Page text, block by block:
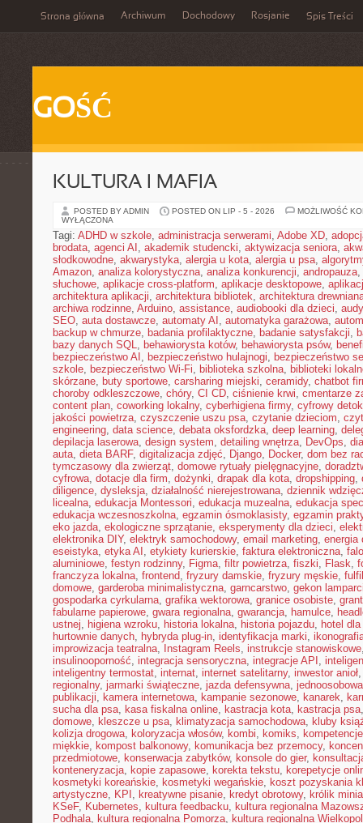
Strona główna Archiwum Dochodowy Rosjanie Spis Treści
GOŚĆ
KULTURA I MAFIA
POSTED BY ADMIN POSTED ON LIP - 5 - 2026
MOŻLIWOŚĆ
WYŁĄCZONA
Tagi: ADHD w szkole, administracja serwerami, Adobe XD,
brodata, agenci AI , akademik studencki, aktywizacja seniora,
słodkowodne, akwarystyka, alergia u kota, alergia u psa,
Amazon, analiza kolorystyczna, analiza konkurencji, andropauza,
słuchowe, aplikacje cross-platform, aplikacje desktopowe,
architektura aplikacji, architektura bibliotek, architektura
archiwa rodzinne, Arduino, assistance, audiobooki dla dzieci,
SEO, auta dostawcze, automaty AI , automatyka garażowa,
backup w chmurze, badania profilaktyczne, badanie satysfakcji,
bazy danych SQL, behawiorysta kotów, behawiorysta psów,
bezpieczeństwo AI , bezpieczeństwo hulajnogi, bezpieczeństwo
szkole, bezpieczeństwo Wi-Fi, biblioteka szkolna, biblioteki
skórzane, buty sportowe, carsharing miejski, ceramidy, chatbot
choroby odkleszczowe, chóry, CI CD, ciśnienie krwi, cmentarze
content plan, coworking lokalny, cyberhigiena firmy, cyfrowy
jakości powietrza, czyszczenie uszu psa, czytanie dzieciom,
engineering, data science, debata oksfordzka, deep learning,
depilacja laserowa, design system, detailing wnętrza, DevOps,
auta, dieta BARF, digitalizacja zdjęć, Django, Docker, dom bez
tymczasowy dla zwierząt, domowe rytuały pielęgnacyjne,
cyfrowa, dotacje dla firm, dożynki, drapak dla kota, dropshipping,
diligence, dysleksja, działalność nierejestrowana, dziennik
licealna, edukacja Montessori, edukacja muzealna, edukacja
edukacja wczesnoszkolna, egzamin ósmoklasisty, egzamin
eko jazda, ekologiczne sprzątanie, eksperymenty dla dzieci,
elektronika DIY, elektryk samochodowy, email marketing, energia
eseistyka, etyka AI , etykiety kurierskie, faktura elektroniczna,
aluminiowe, festyn rodzinny, Figma, filtr powietrza, fiszki, Flask,
franczyza lokalna, frontend, fryzury damskie, fryzury męskie,
domowe, garderoba minimalistyczna, garncarstwo, gekon
gospodarka cyrkularna, grafika wektorowa, granice osobiste,
fabularne papierowe, gwara regionalna, gwarancja, hamulce,
ustnej, higiena wzroku, historia lokalna, historia pojazdu, hotel
hurtownie danych, hybryda plug-in, identyfikacja marki,
improwizacja teatralna, Instagram Reels, instrukcje stanowiskowe
insulinooporność, integracja sensoryczna, integracje API ,
inteligentny termostat, internat, internet satelitarny, inwestor anioł
regionalny, jarmarki świąteczne, jazda defensywna,
publikacji, kamera internetowa, kampanie sezonowe, kanarek,
sucha dla psa, kasa fiskalna online, kastracja kota, kastracja psa
domowe, kleszcze u psa, klimatyzacja samochodowa, kluby
kolizja drogowa, koloryzacja włosów, kombi, komiks,
miękkie, kompost balkonowy, komunikacja bez przemocy,
przedmiotowe, konserwacja zabytków, konsole do gier,
konteneryzacja, kopie zapasowe, korekta tekstu, korepetycje
kosmetyki koreańskie, kosmetyki wegańskie, koszt pozyskania
artystyczne, KPI , kreatywne pisanie, kredyt obrotowy, królik
KSeF, Kubernetes, kultura feedbacku, kultura regionalna
Podhala, kultura regionalna Pomorza, kultura regionalna